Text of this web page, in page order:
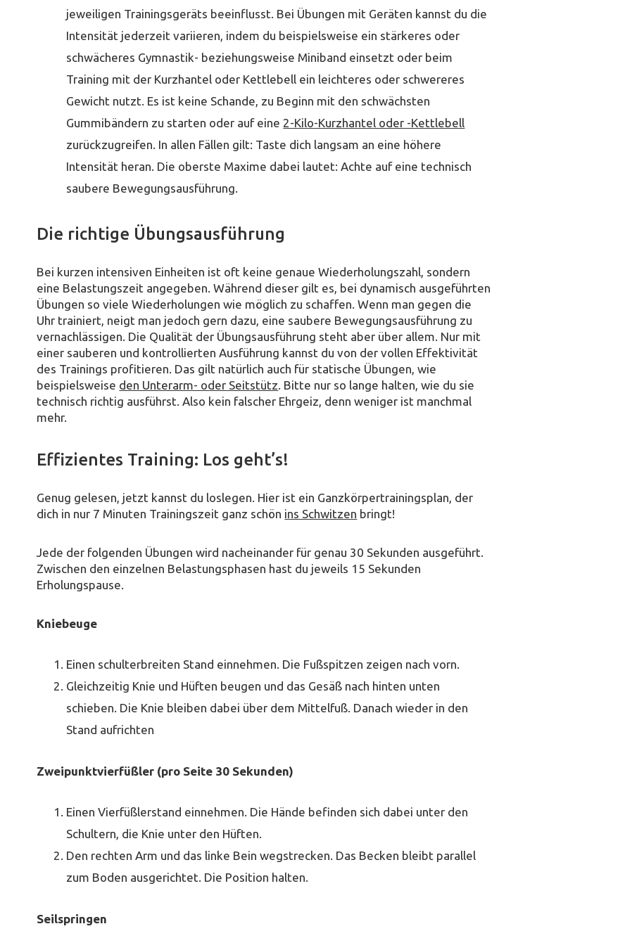
jeweiligen Trainingsgeräts beeinflusst. Bei Übungen mit Geräten kannst du die
Intensität jederzeit variieren, indem du beispielsweise ein stärkeres oder
schwächeres Gymnastik- beziehungsweise Miniband einsetzt oder beim
Training mit der Kurzhantel oder Kettlebell ein leichteres oder schwereres
Gewicht nutzt. Es ist keine Schande, zu Beginn mit den schwächsten
Gummibändern zu starten oder auf eine 2-Kilo-Kurzhantel oder -Kettlebell
zurückzugreifen. In allen Fällen gilt: Taste dich langsam an eine höhere
Intensität heran. Die oberste Maxime dabei lautet: Achte auf eine technisch
saubere Bewegungsausführung.
Die richtige Übungsausführung
Bei kurzen intensiven Einheiten ist oft keine genaue Wiederholungszahl, sondern
eine Belastungszeit angegeben. Während dieser gilt es, bei dynamisch ausgeführten
Übungen so viele Wiederholungen wie möglich zu schaffen. Wenn man gegen die
Uhr trainiert, neigt man jedoch gern dazu, eine saubere Bewegungsausführung zu
vernachlässigen. Die Qualität der Übungsausführung steht aber über allem. Nur mit
einer sauberen und kontrollierten Ausführung kannst du von der vollen Effektivität
des Trainings profitieren. Das gilt natürlich auch für statische Übungen, wie
beispielsweise den Unterarm- oder Seitstütz. Bitte nur so lange halten, wie du sie
technisch richtig ausführst. Also kein falscher Ehrgeiz, denn weniger ist manchmal
mehr.
Effizientes Training: Los geht’s!
Genug gelesen, jetzt kannst du loslegen. Hier ist ein Ganzkörpertrainingsplan, der
dich in nur 7 Minuten Trainingszeit ganz schön ins Schwitzen bringt!
Jede der folgenden Übungen wird nacheinander für genau 30 Sekunden ausgeführt.
Zwischen den einzelnen Belastungsphasen hast du jeweils 15 Sekunden
Erholungspause.
Kniebeuge
Einen schulterbreiten Stand einnehmen. Die Fußspitzen zeigen nach vorn.
Gleichzeitig Knie und Hüften beugen und das Gesäß nach hinten unten
schieben. Die Knie bleiben dabei über dem Mittelfuß. Danach wieder in den
Stand aufrichten
Zweipunktvierfüßler (pro Seite 30 Sekunden)
Einen Vierfüßlerstand einnehmen. Die Hände befinden sich dabei unter den
Schultern, die Knie unter den Hüften.
Den rechten Arm und das linke Bein wegstrecken. Das Becken bleibt parallel
zum Boden ausgerichtet. Die Position halten.
Seilspringen